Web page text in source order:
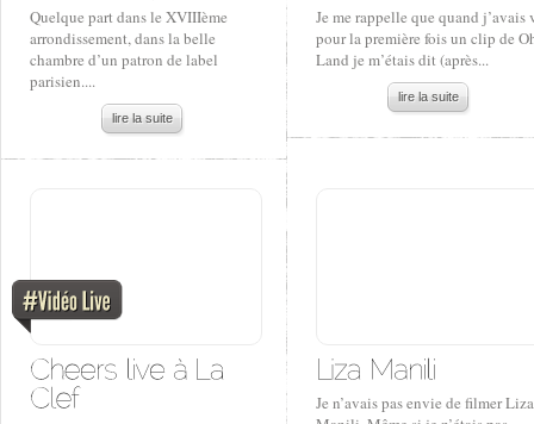
Quelque part dans le XVIIIème
arrondissement, dans la belle
chambre d’un patron de label
parisien....
lire la suite
Je me rappelle que quand j’avais
pour la première fois un clip de
Land je m’étais dit (après...
lire la suite
Je n’avais pas envie de filmer Liza